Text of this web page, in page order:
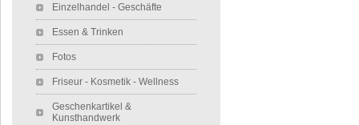
Einzelhandel - Geschäfte
Essen & Trinken
Fotos
Friseur - Kosmetik - Wellness
Geschenkartikel &
Kunsthandwerk